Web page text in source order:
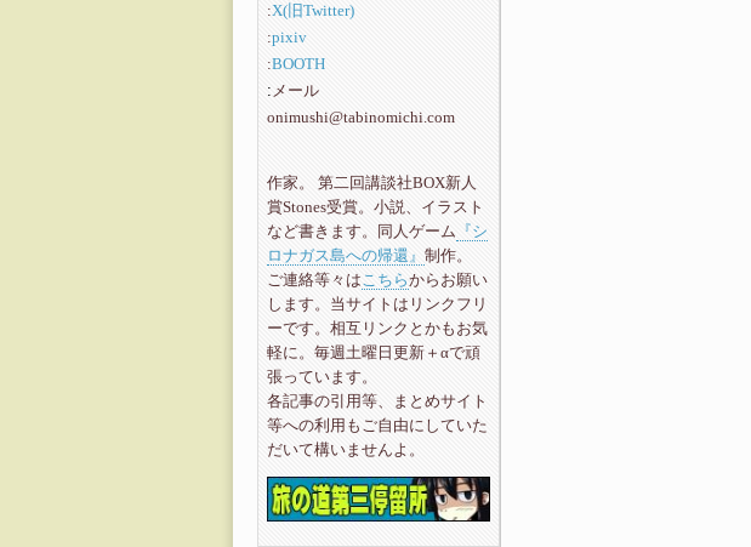
:X(旧Twitter)
:pixiv
:BOOTH
: メール
onimushi@tabinomichi.com
作家。 第二回講談社BOX新人
賞Stones受賞。小説、イラスト
など書きます。同人ゲーム 『シ
ロナガス島への帰還』 制作。
ご連絡等々はこちらからお願い
します。当サイトはリンクフリ
ーです。相互リンクとかもお気
軽に。毎週土曜日更新＋αで頑
張っています。
各記事の引用等、まとめサイト
等への利用もご自由にしていた
だいて構いませんよ。